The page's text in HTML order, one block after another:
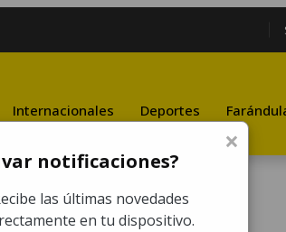
Internacionales Deportes
×
notificaciones?
las últimas novedades
en tu dispositivo.